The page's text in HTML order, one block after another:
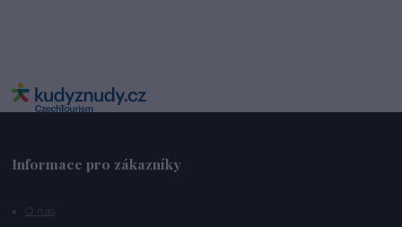
Informace pro zákazníky
O nás